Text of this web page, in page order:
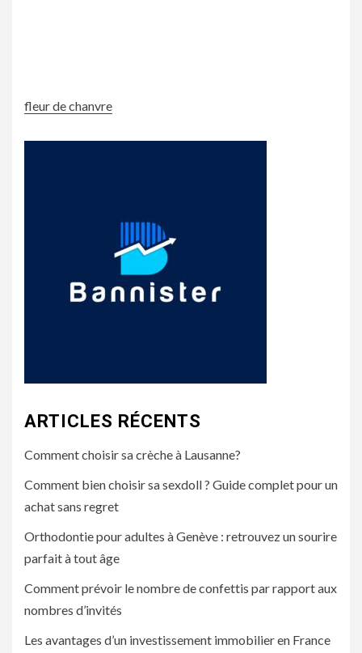
fleur de chanvre
ARTICLES RÉCENTS
Comment choisir sa crèche à Lausanne?
Comment bien choisir sa sexdoll ? Guide complet pour un
achat sans regret
Orthodontie pour adultes à Genève : retrouvez un sourire
parfait à tout âge
Comment prévoir le nombre de confettis par rapport aux
nombres d’invités
Les avantages d’un investissement immobilier en France